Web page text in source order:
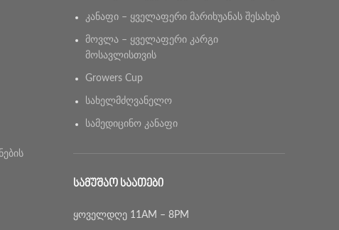
კანაფი – ყველაფერი მარიხუანას შესახებ
მოვლა – ყველაფერი კარგი
მოსავლისთვის
Growers Cup
სახელმძღვანელო
სამედიცინო კანაფი
ᲡᲐᲛᲣᲨᲐᲝ ᲡᲐᲐᲗᲔᲑᲘ
ყოველდღე 11AM – 8PM